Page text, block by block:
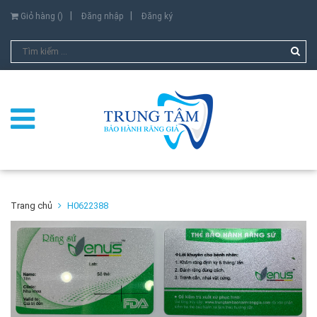
Giỏ hàng () Đăng nhập Đăng ký
Trang chủ H0622388